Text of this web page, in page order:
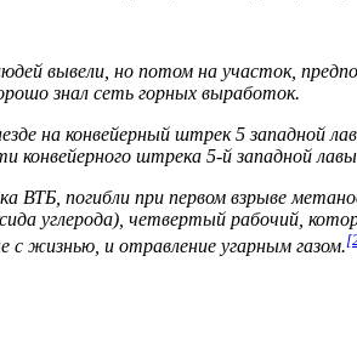
вывели, но потом на участок,
знал сеть горных выработок.
на конвейерный штрек 5 западной
конвейерного штрека 5-й западной
погибли при первом взрыве
углерода), четвертый рабочий,
с жизнью, и отравление угарным газом.